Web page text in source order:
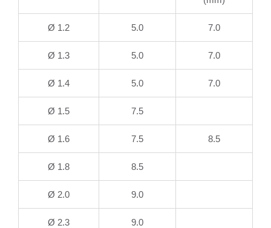
Ø 1.2 5.0 7.0
Ø 1.3 5.0 7.0
Ø 1.4 5.0 7.0
Ø 1.5 7.5
Ø 1.6 7.5 8.5
Ø 1.8 8.5
Ø 2.0 9.0
Ø 2.3 9.0